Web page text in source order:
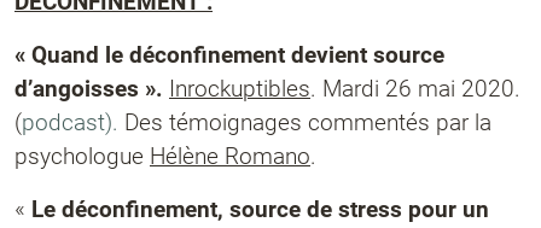
« Quand le déconfinement devient source
d’angoisses ». Inrockuptibles. Mardi 26 mai 2020.
(podcast). Des témoignages commentés par la
psychologue Hélène Romano.
« Le déconfinement, source de stress pour un